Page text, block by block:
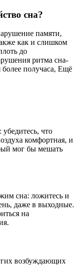
сна?
памяти,
как и слишком
до
ритма сна-
более получаса, Ещё
что
комфортная, и
мог бы мешать
сна: ложитесь и
даже в выходные.
на
возбуждающих